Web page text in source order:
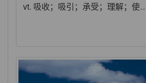
vt. 吸收；吸引；承受；理解；使